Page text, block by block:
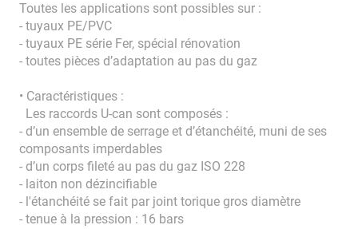
Toutes les applications sont possibles sur :
- tuyaux PE/PVC
- tuyaux PE série Fer, spécial rénovation
- toutes pièces d’adaptation au pas du gaz
• Caractéristiques :
Les raccords U-can sont composés :
- d’un ensemble de serrage et d’étanchéité, muni de ses
composants imperdables
- d’un corps fileté au pas du gaz ISO 228
- laiton non dézincifiable
- l'étanchéité se fait par joint torique gros diamètre
- tenue à la pression : 16 bars